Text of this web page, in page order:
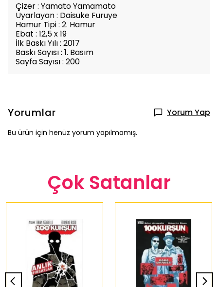
Çizer : Yamato Yamamato
Uyarlayan : Daisuke Furuye
Hamur Tipi : 2. Hamur
Ebat : 12,5 x 19
İlk Baskı Yılı : 2017
Baskı Sayısı : 1. Basım
Sayfa Sayısı : 200
Yorumlar Yorum Yap
Bu ürün için henüz yorum yapılmamış.
Çok Satanlar